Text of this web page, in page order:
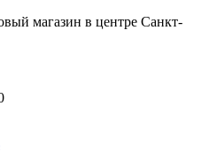
магазин в центре Санкт-